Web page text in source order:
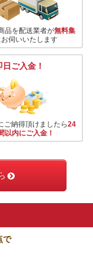
品を配送業者が無料集
お伺いいたします
日ご入金！
ご納得頂けましたら24
以内にご入金！
で